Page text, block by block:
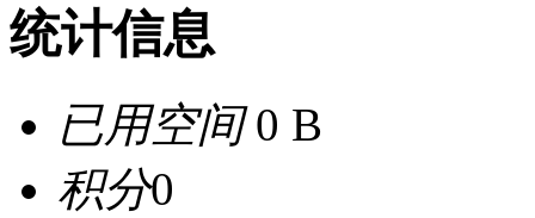
统计信息
已用空间0 B
积分0